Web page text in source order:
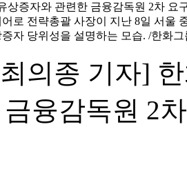
상증자와 관련한 금융감독원 2차 요
로 전략총괄 사장이 지난 8일 서울
자 당위성을 설명하는 모습. /한화그
의종 기자]
융감독원 2